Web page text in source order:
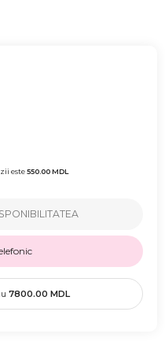
este550.00MDL
7800.00 MDL